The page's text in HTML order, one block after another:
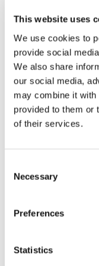
This website uses
We use cookies to
provide social
We also share
our social media,
may combine it with
provided to them or
of their services.
Selection
Necessary
Preferences
Statistics
Tallink